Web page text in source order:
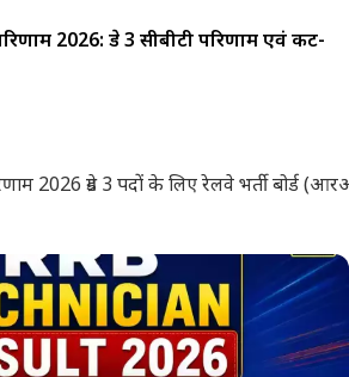
2026: ग्रेड 3 सीबीटी परिणाम एवं कट-
2026 ग्रेड 3 पदों के लिए रेलवे भर्ती बोर्ड